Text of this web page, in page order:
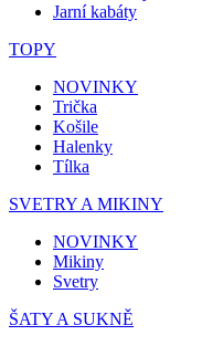
Jarní kabáty
TOPY
NOVINKY
Trička
Košile
Halenky
Tílka
SVETRY A MIKINY
NOVINKY
Mikiny
Svetry
ŠATY A SUKNĚ